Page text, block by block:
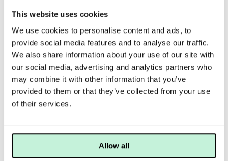
This website uses cookies
We use cookies to personalise content and ads, to
provide social media features and to analyse our traffic.
We also share information about your use of our site with
our social media, advertising and analytics partners who
may combine it with other information that you’ve
provided to them or that they’ve collected from your use
of their services.
Allow all
ANVÄNDNING INGREDIENSER
Applicera på rengjord hud, över ansiktet, hals och
dekolletage. Använd Face Lotion More på morgonen och
Night Cream More på kvällen. Välj lämplig produkt att
använda runt ögonen, såsom Eye Cream eller Eye Cream
More.